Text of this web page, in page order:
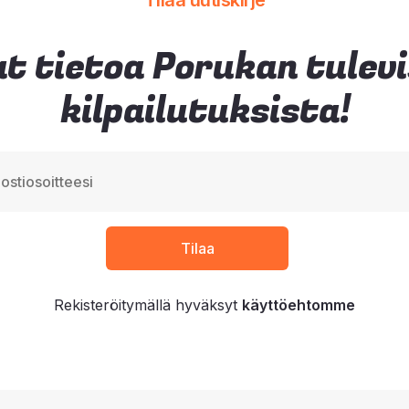
tietoa Porukan
kilpailutuksista!
Rekisteröitymällä hyväksyt käyttöehtomme